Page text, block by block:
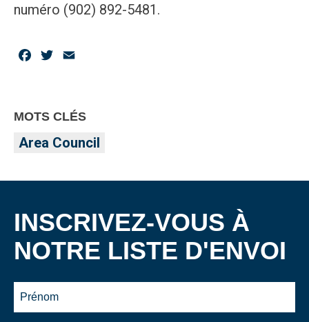
numéro (902) 892-5481.
Facebook
Twitter
MOTS CLÉS
Area Council
INSCRIVEZ-VOUS À
NOTRE LISTE D'ENVOI